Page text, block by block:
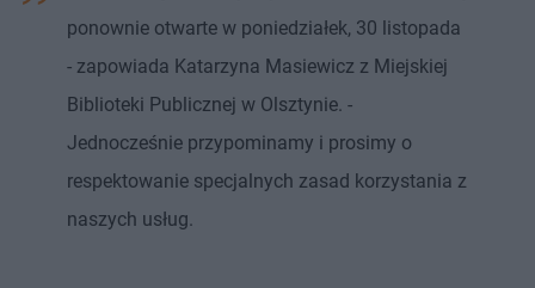
ponownie otwarte w poniedziałek, 30 listopada
- zapowiada Katarzyna Masiewicz z Miejskiej
Biblioteki Publicznej w Olsztynie. -
Jednocześnie przypominamy i prosimy o
respektowanie specjalnych zasad korzystania z
naszych usług.